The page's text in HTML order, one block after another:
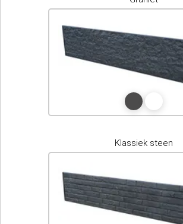
Klassiek steen